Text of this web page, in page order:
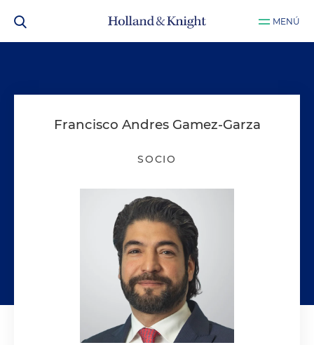
MENÚ
Francisco Andres Gamez-Garza
SOCIO